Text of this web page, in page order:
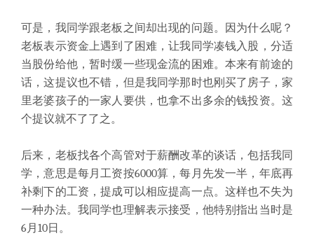
可是，我同学跟老板之间却出现的问题。因为什么呢？
老板表示资金上遇到了困难，让我同学凑钱入股，分适
当股份给他，暂时缓一些现金流的困难。本来有前途的
话，这提议也不错，但是我同学那时也刚买了房子，家
里老婆孩子的一家人要供，也拿不出多余的钱投资。这
个提议就不了了之。
后来，老板找各个高管对于薪酬改革的谈话，包括我同
学，意思是每月工资按6000算，每月先发一半，年底再
补剩下的工资，提成可以相应提高一点。这样也不失为
一种办法。我同学也理解表示接受，他特别指出当时是
6月10日。